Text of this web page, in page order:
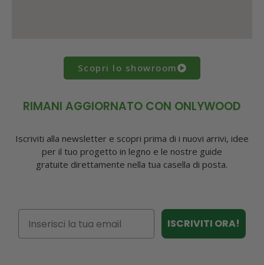
Scopri lo showroom
RIMANI AGGIORNATO CON ONLYWOOD
Iscriviti alla newsletter e scopri prima di i nuovi arrivi, idee
per il tuo progetto in legno e le nostre guide
gratuite direttamente nella tua casella di posta.
ISCRIVITI ORA!